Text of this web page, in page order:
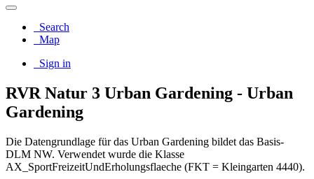
Search
Map
Sign in
RVR Natur 3 Urban Gardening - Urban
Gardening
Die Datengrundlage für das Urban Gardening bildet das Basis-
DLM NW. Verwendet wurde die Klasse
AX_SportFreizeitUndErholungsflaeche (FKT = Kleingarten 4440).